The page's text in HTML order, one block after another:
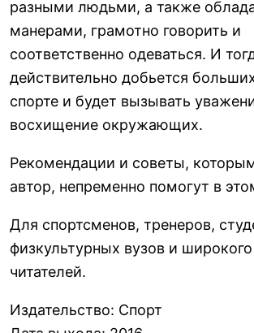
разными людьми, а также
манерами, грамотно говорить и
соответственно одеваться. И
действительно добьется
спорте и будет вызывать
восхищение окружающих.
Рекомендации и советы,
автор, непременно помогут в
Для спортсменов, тренеров,
физкультурных вузов и широкого
читателей.
Издательство: Спорт